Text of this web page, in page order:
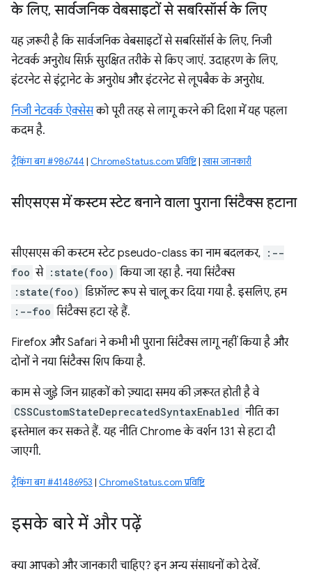
के लिए, सार्वजनिक वेबसाइटों से सबरिसॉर्स के लिए
यह ज़रूरी है कि सार्वजनिक वेबसाइटों से सबरिसॉर्स के लिए, निजी
नेटवर्क अनुरोध सिर्फ़ सुरक्षित तरीके से किए जाएं. उदाहरण के लिए,
इंटरनेट से इंट्रानेट के अनुरोध और इंटरनेट से लूपबैक के अनुरोध.
निजी नेटवर्क ऐक्सेसको पूरी तरह से लागू करने की दिशा में यह पहला
कदम है.
ट्रैकिंग बग #986744 | ChromeStatus.com प्रविष्टि|खास जानकारी
सीएसएस में कस्टम स्टेट बनाने वाला पुराना सिंटैक्स हटाना
सीएसएस की कस्टम स्टेट pseudo-class का नाम बदलकर, :--
foo से :state(foo) किया जा रहा है. नया सिंटैक्स
:state(foo) डिफ़ॉल्ट रूप से चालू कर दिया गया है. इसलिए, हम
:--foo सिंटैक्स हटा रहे हैं.
Firefox और Safari ने कभी भी पुराना सिंटैक्स लागू नहीं किया है और
दोनों ने नया सिंटैक्स शिप किया है.
काम से जुड़े जिन ग्राहकों को ज़्यादा समय की ज़रूरत होती है वे
CSSCustomStateDeprecatedSyntaxEnabled नीति का
इस्तेमाल कर सकते हैं. यह नीति Chrome के वर्शन 131 से हटा दी
जाएगी.
ट्रैकिंग बग #41486953 | ChromeStatus.com प्रविष्टि
इसके बारे में और पढ़ें
क्या आपको और जानकारी चाहिए? इन अन्य संसाधनों को देखें.